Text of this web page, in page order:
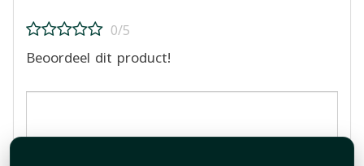
0/5
Beoordeel dit product!